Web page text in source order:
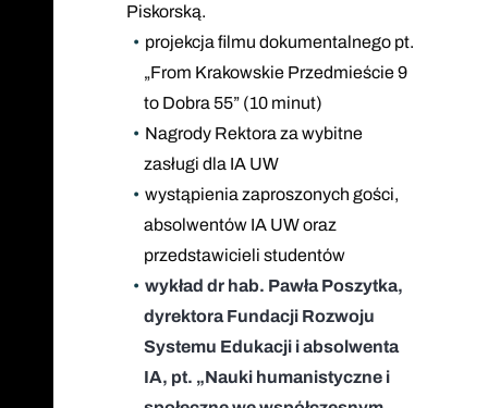
Piskorską.
projekcja filmu dokumentalnego pt.
„From Krakowskie Przedmieście 9
to Dobra 55” (10 minut)
Nagrody Rektora za wybitne
zasługi dla IA UW
wystąpienia zaproszonych gości,
absolwentów IA UW oraz
przedstawicieli studentów
wykład dr hab. Pawła Poszytka,
dyrektora Fundacji Rozwoju
Systemu Edukacji i absolwenta
IA, pt. „Nauki humanistyczne i